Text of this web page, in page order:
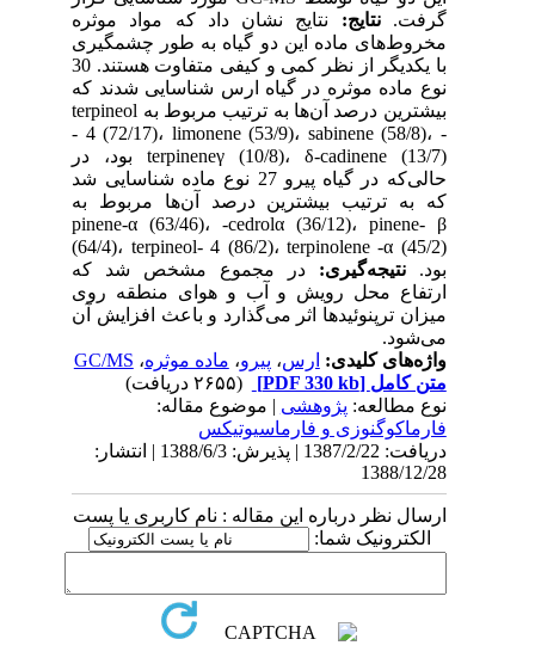
گرفت.نتایج:نتایج نشان داد که مواد موثره
مخروط‌های ماده این دو گیاه به طور چشمگیری
با یکدیگر از نظر کمی و کیفی متفاوت هستند. 30
نوع ماده موثره در گیاه ارس شناسایی شدند که
بیشترین درصد آن‌ها به ترتیب مربوط به terpineol
- 4 (72/17)، limonene (53/9)، sabinene (58/8)، -
terpineneγ (10/8)، δ-cadinene (13/7) بود، در
حالی‌که در گیاه پیرو 27 نوع ماده شناسایی شد
که به ترتیب بیشترین درصد آن‌ها مربوط به
pinene-α (63/46)، -cedrolα (36/12)، pinene- β
(64/4)، terpineol- 4 (86/2)، terpinolene -α (45/2)
بود.نتیجه‌گیری:در مجموع مشخص شد که
ارتفاع محل رویش و آب و هوای منطقه روی
میزان ترپنوئید‌ها اثر می‌گذارد و باعث افزایش آن
می‌شود.
واژه‌های کلیدی:ارس ،پیرو،ماده موثره،GC/MS
متن کامل[PDF 330 kb]
(۲۶۵۵ دریافت)
نوع مطالعه:پژوهشی| موضوع مقاله:
فارماكوگنوزی و فارماسيوتيكس
دریافت: 1387/2/22 | پذیرش: 1388/6/3 | انتشار:
1388/12/28
ارسال نظر درباره این مقاله : نام کاربری یا پست
الکترونیک شما: